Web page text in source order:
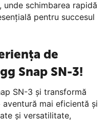
schimbarea rapidă
pentru succesul
de
Snap SN-3!
SN-3 și transformă
mai eficientă și
și versatilitate,